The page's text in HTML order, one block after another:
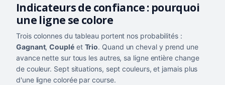
Indicateurs de confiance : pourquoi
une ligne se colore
Trois colonnes du tableau portent nos probabilités :
Gagnant,Coupléet Trio. Quand un cheval y prend une
avance nette sur tous les autres, sa ligne entière change
de couleur. Sept situations, sept couleurs, et jamais plus
d'une ligne colorée par course.